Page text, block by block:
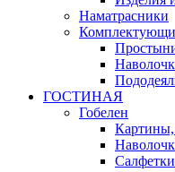
Наматраcники
ГОСТИНАЯ
Гобелен
Салфетки